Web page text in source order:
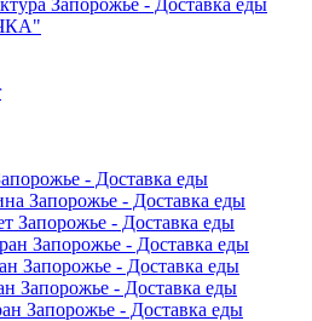
- Доставка еды
Запорожье - Доставка еды
Запорожье - Доставка еды
Запорожье - Доставка еды
Запорожье - Доставка еды
Запорожье - Доставка еды
Запорожье - Доставка еды